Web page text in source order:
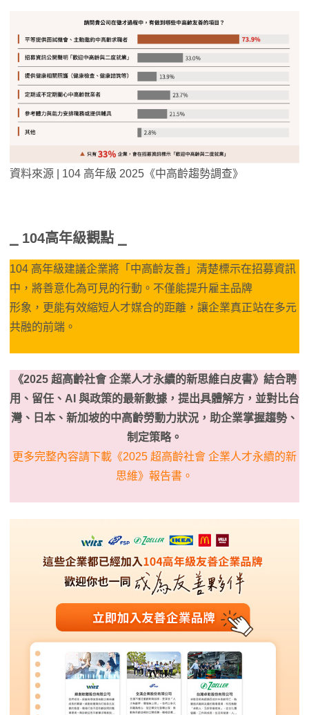
資料來源 | 104 高年級 2025《中高齡趨勢調查》
⎯ 104高年級觀點 ⎯
104 高年級建議企業將「中高齡友善」清楚標示在招募資訊
中，將善意化為可見的行動。不僅能提升雇主品牌
形象，更能有效縮短人才媒合的距離，讓企業真正站在多元
共融的前端。
《2025 超高齡社會 企業人才永續的新思維白皮書》結合聘
用、留任、AI 與政策的最新數據， 提出具體解方，並對比台
灣、日本、新加坡的中高齡勞動力狀況，助企業掌握趨勢、
制定策略。
更多完整內容請下載《2025 超高齡社會 企業人才永續的新
思維》報告書。